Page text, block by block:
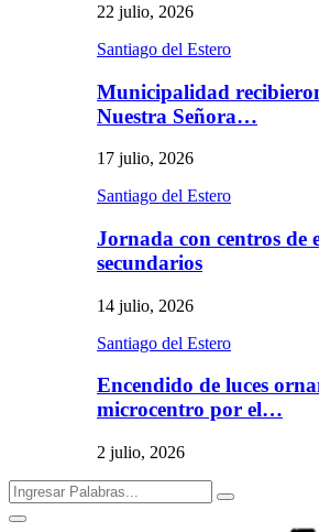
22 julio, 2026
Santiago del Estero
Municipalidad
Nuestra Señora…
17 julio, 2026
Santiago del Estero
Jornada con centros de
secundarios
14 julio, 2026
Santiago del Estero
Encendido de luces
microcentro por el…
2 julio, 2026
Search
for:
Search
Primary